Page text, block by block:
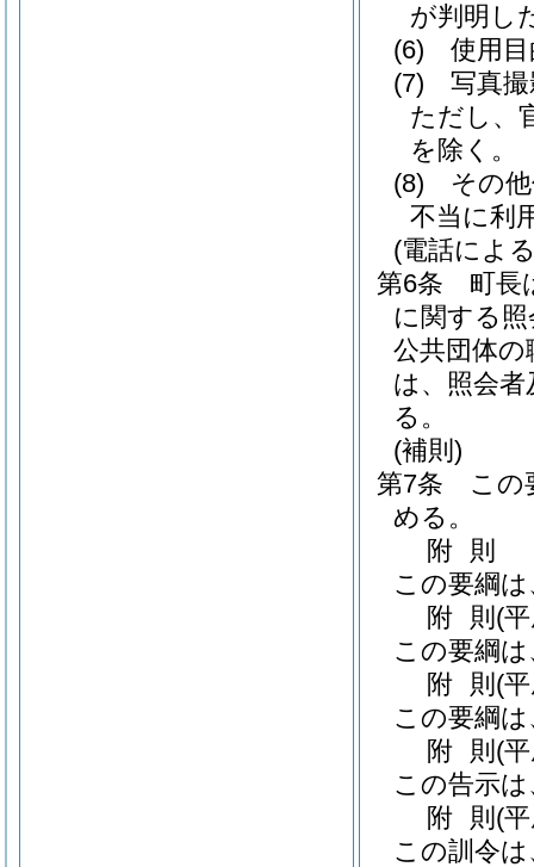
が判明し
(6)
使用
(7)
写真
ただし、
を除く。
(8)
その
不当に利
(電話によ
第6条
町長
に関する
公共団体
は、照会
る。
(補則)
第7条
この
める。
附 則
この要綱
附 則 (
この要綱
附 則 (
この要綱
附 則 (
この告示
附 則 (
この訓令